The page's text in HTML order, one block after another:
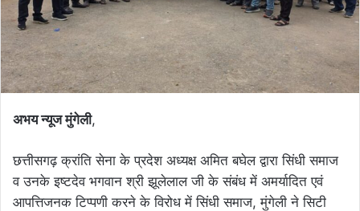
अभय न्यूज मुंगेली,
छत्तीसगढ़ क्रांति सेना के प्रदेश अध्यक्ष अमित बघेल द्वारा सिंधी समाज
व उनके इष्टदेव भगवान श्री झूलेलाल जी के संबंध में अमर्यादित एवं
आपत्तिजनक टिप्पणी करने के विरोध में सिंधी समाज, मुंगेली ने सिटी